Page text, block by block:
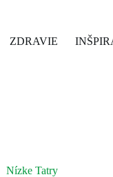
ZDRAVIE
Nízke Tatry